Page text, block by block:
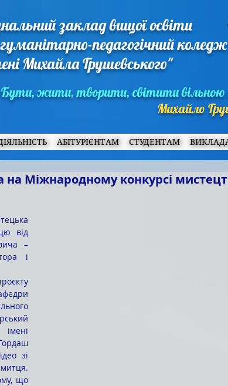
заклад вищої освіти
педагогічний коледж
Михайла Грушевського"
жити, творити, світити
Михайло
АБІТУРІЄНТАМ СТУДЕНТАМ
на Міжнародному конкурсі
від
–
і
імені
зі
що